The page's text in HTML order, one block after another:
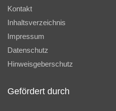
Kontakt
Inhaltsverzeichnis
Impressum
Datenschutz
Hinweisgeberschutz
Gefördert durch